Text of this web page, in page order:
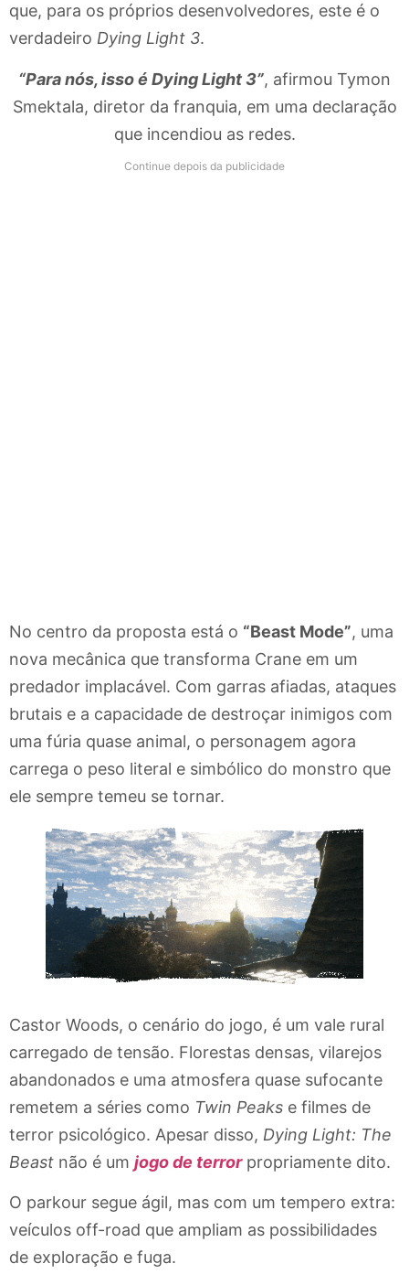
que, para os próprios desenvolvedores, este é o
verdadeiro Dying Light 3.
“Para nós, isso é Dying Light 3”, afirmou Tymon
Smektala, diretor da franquia, em uma declaração
que incendiou as redes.
Continue depois da publicidade
No centro da proposta está o “Beast Mode”, uma
nova mecânica que transforma Crane em um
predador implacável. Com garras afiadas, ataques
brutais e a capacidade de destroçar inimigos com
uma fúria quase animal, o personagem agora
carrega o peso literal e simbólico do monstro que
ele sempre temeu se tornar.
Castor Woods, o cenário do jogo, é um vale rural
carregado de tensão. Florestas densas, vilarejos
abandonados e uma atmosfera quase sufocante
remetem a séries como Twin Peaks e filmes de
terror psicológico. Apesar disso, Dying Light: The
Beast não é um jogo de terrorpropriamente dito.
O parkour segue ágil, mas com um tempero extra:
veículos off-road que ampliam as possibilidades
de exploração e fuga.